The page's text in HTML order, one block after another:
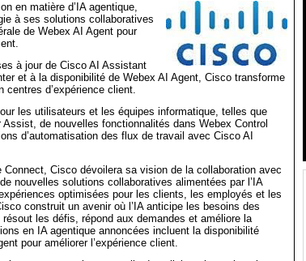
en matière d’IA agentique,
à ses solutions collaboratives
de Webex AI Agent pour
à jour de Cisco AI Assistant
et à la disponibilité de Webex AI Agent, Cisco transforme
centres d’expérience client.
les utilisateurs et les équipes informatique, telles que
de nouvelles fonctionnalités dans Webex Control
d’automatisation des flux de travail avec Cisco AI
Connect, Cisco dévoilera sa vision de la collaboration avec
nouvelles solutions collaboratives alimentées par l’IA
optimisées pour les clients, les employés et les
construit un avenir où l’IA anticipe les besoins des
les défis, répond aux demandes et améliore la
en IA agentique annoncées incluent la disponibilité
pour améliorer l’expérience client.